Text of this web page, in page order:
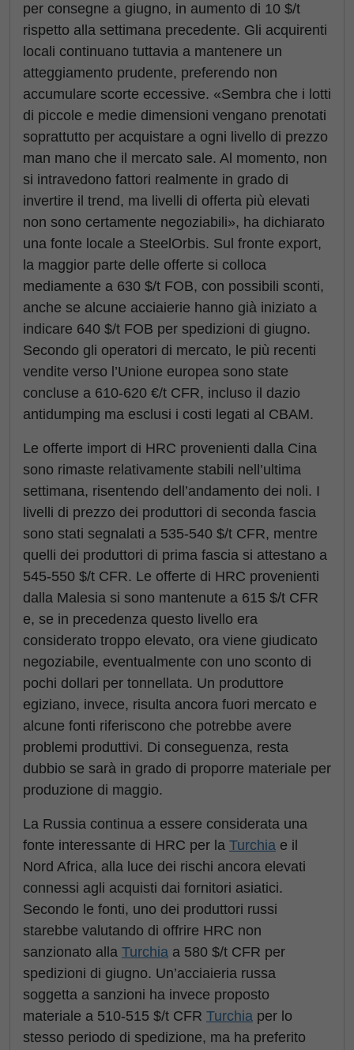
per consegne a giugno, in aumento di 10 $/t
rispetto alla settimana precedente. Gli acquirenti
locali continuano tuttavia a mantenere un
atteggiamento prudente, preferendo non
accumulare scorte eccessive. «Sembra che i lotti
di piccole e medie dimensioni vengano prenotati
soprattutto per acquistare a ogni livello di prezzo
man mano che il mercato sale. Al momento, non
si intravedono fattori realmente in grado di
invertire il trend, ma livelli di offerta più elevati
non sono certamente negoziabili», ha dichiarato
una fonte locale a SteelOrbis. Sul fronte export,
la maggior parte delle offerte si colloca
mediamente a 630 $/t FOB, con possibili sconti,
anche se alcune acciaierie hanno già iniziato a
indicare 640 $/t FOB per spedizioni di giugno.
Secondo gli operatori di mercato, le più recenti
vendite verso l’Unione europea sono state
concluse a 610-620 €/t CFR, incluso il dazio
antidumping ma esclusi i costi legati al CBAM.
Le offerte import di HRC provenienti dalla Cina
sono rimaste relativamente stabili nell’ultima
settimana, risentendo dell’andamento dei noli. I
livelli di prezzo dei produttori di seconda fascia
sono stati segnalati a 535-540 $/t CFR, mentre
quelli dei produttori di prima fascia si attestano a
545-550 $/t CFR. Le offerte di HRC provenienti
dalla Malesia si sono mantenute a 615 $/t CFR
e, se in precedenza questo livello era
considerato troppo elevato, ora viene giudicato
negoziabile, eventualmente con uno sconto di
pochi dollari per tonnellata. Un produttore
egiziano, invece, risulta ancora fuori mercato e
alcune fonti riferiscono che potrebbe avere
problemi produttivi. Di conseguenza, resta
dubbio se sarà in grado di proporre materiale per
produzione di maggio.
La Russia continua a essere considerata una
fonte interessante di HRC per la Turchia e il
Nord Africa, alla luce dei rischi ancora elevati
connessi agli acquisti dai fornitori asiatici.
Secondo le fonti, uno dei produttori russi
starebbe valutando di offrire HRC non
sanzionato alla Turchia a 580 $/t CFR per
spedizioni di giugno. Un’acciaieria russa
soggetta a sanzioni ha invece proposto
materiale a 510-515 $/t CFR Turchia per lo
stesso periodo di spedizione, ma ha preferito